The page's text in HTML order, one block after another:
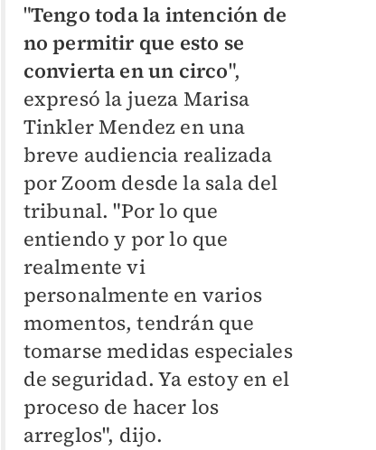
"Tengo toda la intención de
no permitir que esto se
convierta en un circo",
expresó la jueza Marisa
Tinkler Mendez en una
breve audiencia realizada
por Zoom desde la sala del
tribunal. "Por lo que
entiendo y por lo que
realmente vi
personalmente en varios
momentos, tendrán que
tomarse medidas especiales
de seguridad. Ya estoy en el
proceso de hacer los
arreglos", dijo.